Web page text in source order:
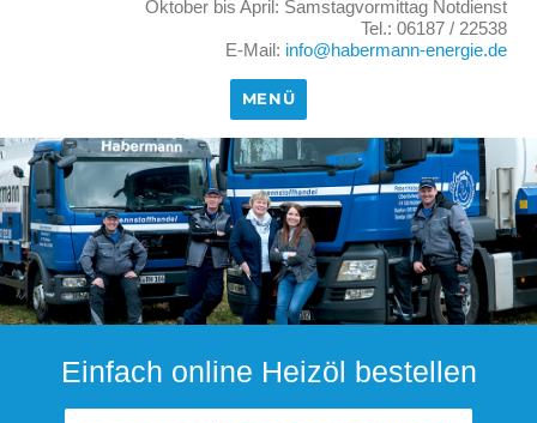
Oktober bis April: Samstagvormittag Notdienst
Tel.: 06187 / 22538
E-Mail: info@habermann-energie.de
MENÜ
Einfach online Heizöl bestellen